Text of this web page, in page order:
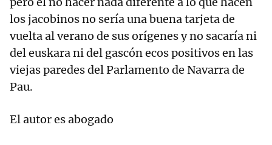
los jacobinos no sería una buena tarjeta de
vuelta al verano de sus orígenes y no sacaría ni
del euskara ni del gascón ecos positivos en las
viejas paredes del Parlamento de Navarra de
Pau.
El autor es abogado